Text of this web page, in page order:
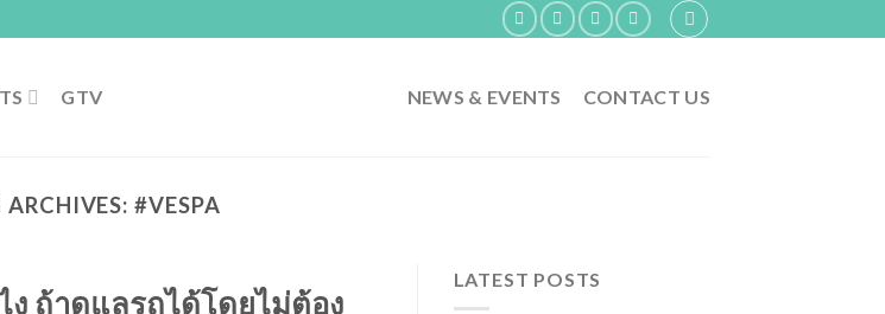
GTV NEWS & EVENTS CONTACT US
ARCHIVES:#VESPA
ง ถ้าดูแลรถได้โดยไม่ต้อง
LATEST POSTS